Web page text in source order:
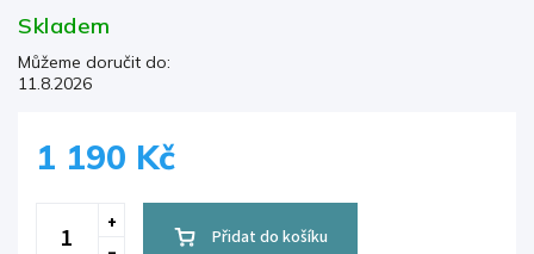
Skladem
Můžeme doručit do:
11.8.2026
1 190 Kč
Přidat do košíku